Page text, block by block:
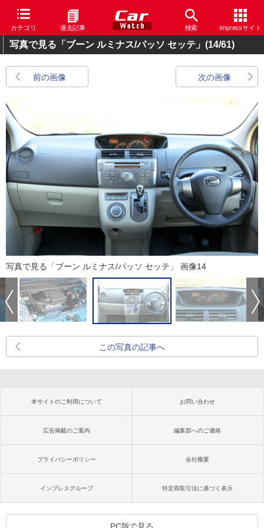
カテゴリ 過去記事 検索 Impressサイト
写真で見る「ブーン ルミナス/パッソ セッテ」 (14/61)
前の画像 次の画像
写真で見る「ブーン ルミナス/パッソ セッテ」 画像14
この写真の記事へ
本サイトのご利用について お問い合わせ
広告掲載のご案内 編集部へのご連絡
プライバシーポリシー 会社概要
インプレスグループ 特定商取引法に基づく表示
PC版で見る